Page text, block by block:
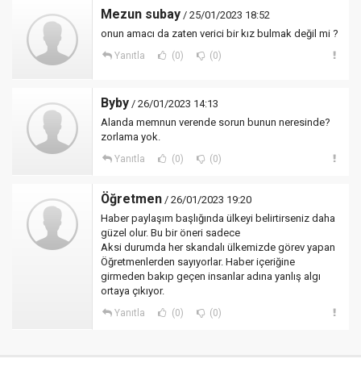
Mezun subay / 25/01/2023 18:52
onun amacı da zaten verici bir kız bulmak değil mi ?
Yanıtla (0) (0)
Byby / 26/01/2023 14:13
Alanda memnun verende sorun bunun neresinde?
zorlama yok.
Yanıtla (0) (0)
Öğretmen / 26/01/2023 19:20
Haber paylaşım başlığında ülkeyi belirtirseniz daha
güzel olur. Bu bir öneri sadece
Aksi durumda her skandalı ülkemizde görev yapan
Öğretmenlerden sayıyorlar. Haber içeriğine
girmeden bakıp geçen insanlar adına yanlış algı
ortaya çıkıyor.
Yanıtla (0) (0)